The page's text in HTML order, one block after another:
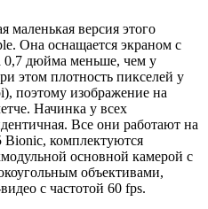
версия этого
Она оснащается экраном с
0,7 дюйма меньше, чем у
этом плотность пикселей у
поэтому изображение на
Начинка у всех
Все они работают на
Bionic, комплектуются
основной камерой с
объективами,
с частотой 60 fps.